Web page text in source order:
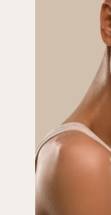
Notre
équipe
mise